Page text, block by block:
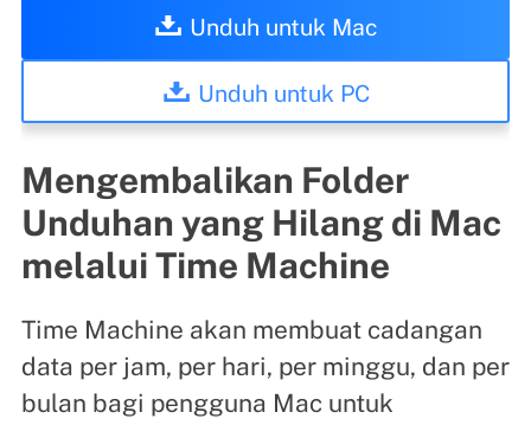
Unduh untuk Mac
Unduh untuk PC
Mengembalikan Folder
Unduhan yang Hilang di Mac
melalui Time Machine
Time Machine akan membuat cadangan
data per jam, per hari, per minggu, dan per
bulan bagi pengguna Mac untuk